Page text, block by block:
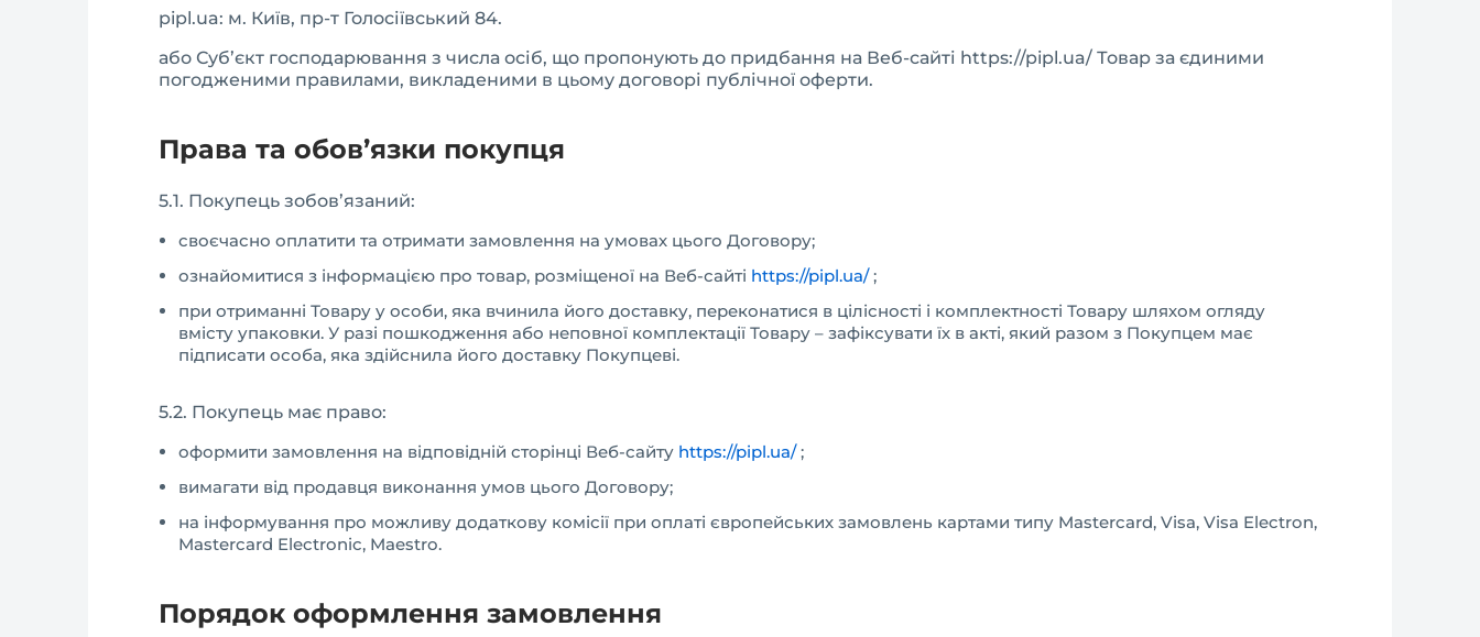
pipl.ua: м. Київ, пр-т Голосіївський 84.
або Суб’єкт господарювання з числа осіб, що пропонують до придбання на Веб-сайті https://pipl.ua/ Товар за єдиними
погодженими правилами, викладеними в цьому договорі публічної оферти.
Права та обов’язки покупця
5.1. Покупець зобов’язаний:
своєчасно оплатити та отримати замовлення на умовах цього Договору;
ознайомитися з інформацією про товар, розміщеної на Веб-сайті https://pipl.ua/;
при отриманні Товару у особи, яка вчинила його доставку, переконатися в цілісності і комплектності Товару шляхом огляду
вмісту упаковки. У разі пошкодження або неповної комплектації Товару – зафіксувати їх в акті, який разом з Покупцем має
підписати особа, яка здійснила його доставку Покупцеві.
5.2. Покупець має право:
оформити замовлення на відповідній сторінці Веб-сайту https://pipl.ua/;
вимагати від продавця виконання умов цього Договору;
на інформування про можливу додаткову комісії при оплаті європейських замовлень картами типу Mastercard, Visa, Visa Electron,
Mastercard Electronic, Maestro.
Порядок оформлення замовлення